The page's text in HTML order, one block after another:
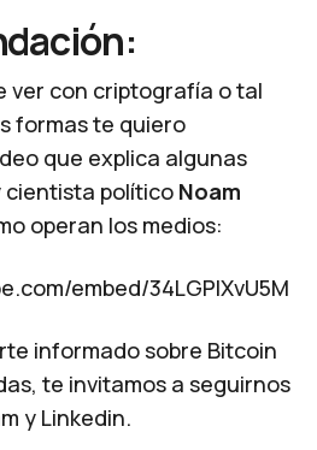
ver con criptografía o tal
formas te quiero
que explica algunas
cientista político Noam
operan los medios:
embed/34LGPIXvU5M
informado sobre Bitcoin
te invitamos a seguirnos
y Linkedin.